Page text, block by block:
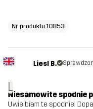
Nr produktu 10853
L
Liesl B.
Niesamowite spodnie
Uwielbiam te spodnie!